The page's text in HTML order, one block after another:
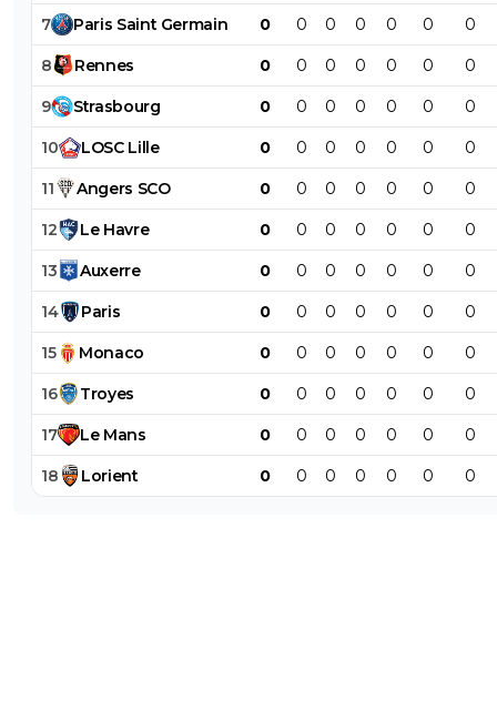
7 Paris Saint Germain 0 0 0 0 0 0 0
8 Rennes 0 0 0 0 0 0 0
9 Strasbourg 0 0 0 0 0 0 0
10 LOSC Lille 0 0 0 0 0 0 0
11 Angers SCO 0 0 0 0 0 0 0
12 Le Havre 0 0 0 0 0 0 0
13 Auxerre 0 0 0 0 0 0 0
14 Paris 0 0 0 0 0 0 0
15 Monaco 0 0 0 0 0 0 0
16 Troyes 0 0 0 0 0 0 0
17 Le Mans 0 0 0 0 0 0 0
18 Lorient 0 0 0 0 0 0 0